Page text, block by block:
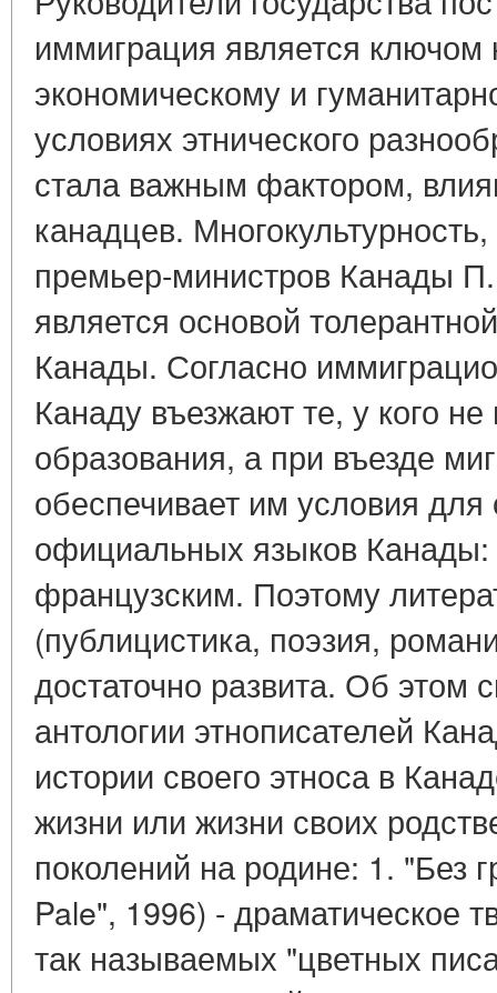
иммиграция является
экономическому и
условиях этнического
стала важным фактором,
канадцев.
премьер-министров Канады
является основой
Канады. Согласно
Канаду въезжают те, у кого
образования, а при въезде
обеспечивает им условия
официальных языков Канады:
французским. Поэтому
(публицистика, поэзия,
достаточно развита. Об этом
антологии этнописателей
истории своего этноса в
жизни или жизни своих
поколений на родине: 1. "Без
Pale", 1996) - драматическое
так называемых "цветных